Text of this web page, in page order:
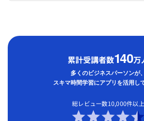
累計受講者数140万
多くのビジネスパーソンが、
スキマ時間学習にアプリを活用し
総レビュー数10,000件以上